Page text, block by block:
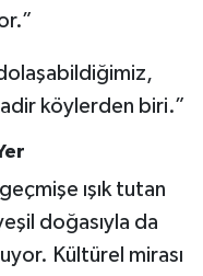
köylerden biri.”
ışık tutan
doğasıyla da
Kültürel mirası